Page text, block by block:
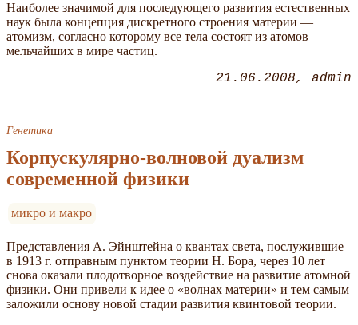
Наиболее значимой для последующего развития естественных
наук была концепция дискретного строения материи —
атомизм, согласно которому все тела состоят из атомов —
мельчайших в мире частиц.
21.06.2008 admin
Генетика
Корпускулярно-волновой дуализм
современной физики
микро и макро
Представления А. Эйнштейна о квантах света, послужившие
в 1913 г. отправным пунктом теории Н. Бора, через 10 лет
снова оказали плодотворное воздействие на развитие атомной
физики. Они привели к идее о «волнах материи» и тем самым
заложили основу новой стадии развития квинтовой теории.